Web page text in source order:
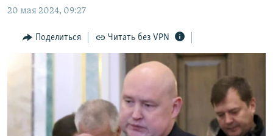
ТЕЛЕПРОЕКТ КРЫМ.РЕАЛИИ
СОВЕТЫ ПРАВОЗАЩИТНИКОВ
ПОБЕДИТЕЛЕЙ НЕ СУДЯТ?
КРЫМ.НЕПОКОРЕННЫЙ
Українською
Qırımtatar
ПРИСОЕДИНЯЙТЕСЬ!
20 мая 2024, 09:27
Поделиться Читать без VPN